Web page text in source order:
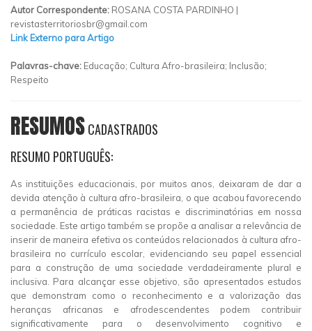
Autor Correspondente: ROSANA COSTA PARDINHO |
revistasterritoriosbr@gmail.com
Link Externo para Artigo
Palavras-chave: Educação; Cultura Afro-brasileira; Inclusão;
Respeito
RESUMOSCADASTRADOS
RESUMO PORTUGUÊS:
As instituições educacionais, por muitos anos, deixaram de dar a
devida atenção à cultura afro-brasileira, o que acabou favorecendo
a permanência de práticas racistas e discriminatórias em nossa
sociedade. Este artigo também se propõe a analisar a relevância de
inserir de maneira efetiva os conteúdos relacionados à cultura afro-
brasileira no currículo escolar, evidenciando seu papel essencial
para a construção de uma sociedade verdadeiramente plural e
inclusiva. Para alcançar esse objetivo, são apresentados estudos
que demonstram como o reconhecimento e a valorização das
heranças africanas e afrodescendentes podem contribuir
significativamente para o desenvolvimento cognitivo e